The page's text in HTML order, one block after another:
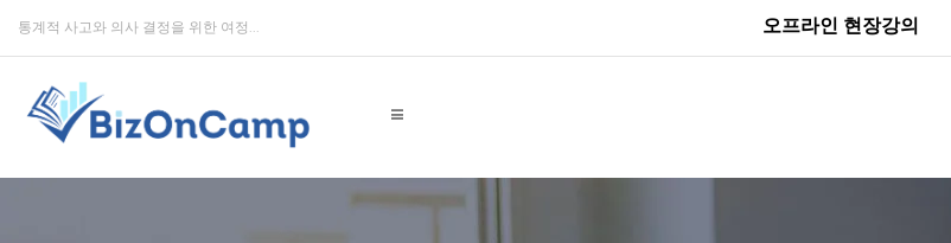
통계적 사고와 의사 결정을 위한 여정... 오프라인 현장강의